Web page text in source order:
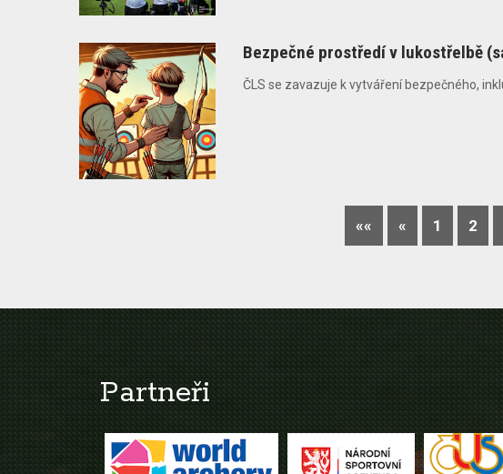
Bezpečné prostředí v lukostřelbě
ČLS se zavazuje k vytváření bezpečného,
«« « 1 2
Partneři